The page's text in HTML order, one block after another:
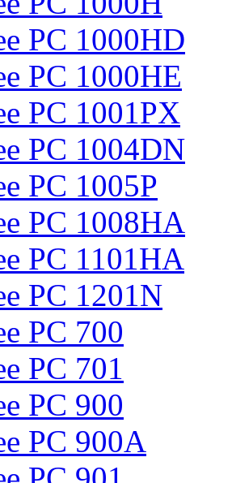
PC 1000HD
PC 1000HE
PC 1001PX
PC 1004DN
PC 1005P
PC 1008HA
PC 1101HA
PC 1201N
PC 700
PC 701
PC 900
PC 900A